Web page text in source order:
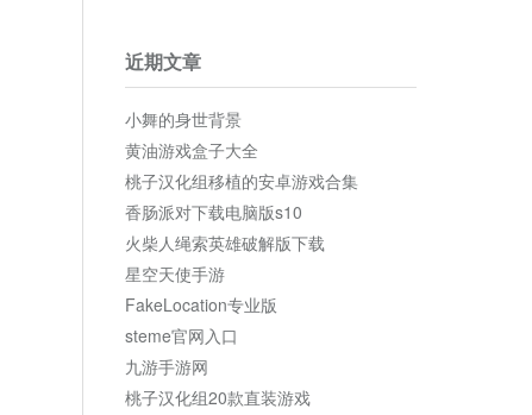
近期文章
小舞的身世背景
黄油游戏盒子大全
桃子汉化组移植的安卓游戏合集
香肠派对下载电脑版s10
火柴人绳索英雄破解版下载
星空天使手游
FakeLocation专业版
steme官网入口
九游手游网
桃子汉化组20款直装游戏